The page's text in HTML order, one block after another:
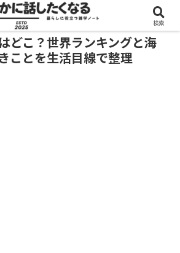
どこ？世界ランキングと海
ことを生活目線で整理
検索